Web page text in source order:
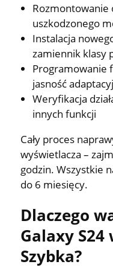
Rozmontowanie
uszkodzonego
Instalacja
zamiennik klasy
Programowanie
jasność
Weryfikacja
innych funkcji
Cały proces
wyświetlacza –
godzin. Wszystkie
do 6 miesięcy.
Dlaczego
Galaxy S24
Szybka?